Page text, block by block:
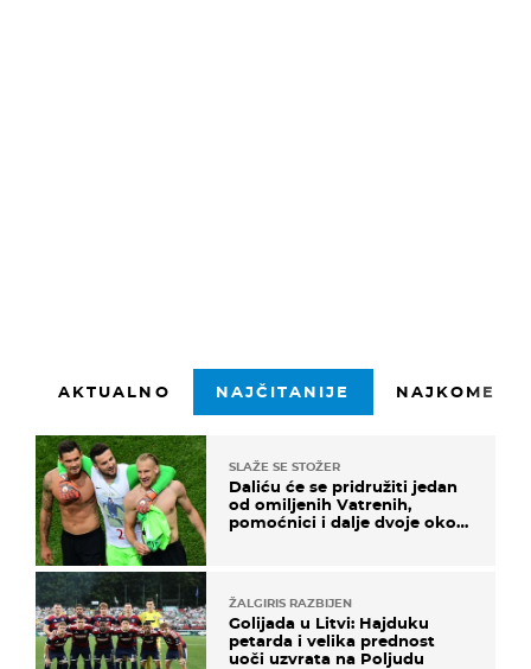
AKTUALNO NAJČITANIJE
SLAŽE SE STOŽER
Daliću će se pridružiti jedan
od omiljenih Vatrenih,
pomoćnici i dalje dvoje oko
ŽALGIRIS RAZBIJEN
Golijada u Litvi: Hajduku
petarda i velika prednost
uoči uzvrata na Poljudu